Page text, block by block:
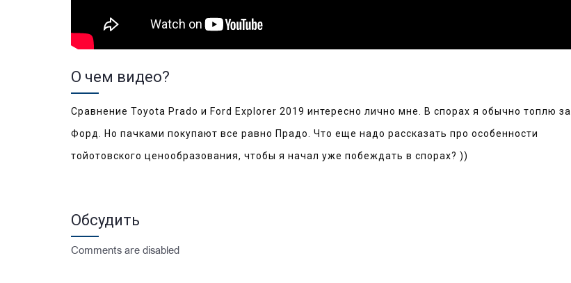
О чем видео?
Сравнение Toyota Prado и Ford Explorer 2019 интересно лично мне. В спорах я обычно топлю за
Форд. Но пачками покупают все равно Прадо. Что еще надо рассказать про особенности
тойотовского ценообразования, чтобы я начал уже побеждать в спорах? ))
Обсудить
Comments are disabled